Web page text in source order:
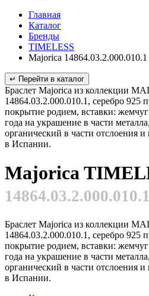
Главная
Каталог
Бренды
TIMELESS
Majorica 14864.03.2.000.010.1
↵ Перейти в каталог
Браслет Majorica из коллекции
14864.03.2.000.010.1, серебро 925
покрытие родием, вставки:
года на украшение в части
органический в части отслоения
в Испании.
Majorica
14864.03.2.000.010.1
Браслет Majorica из коллекции
14864.03.2.000.010.1, серебро 925
покрытие родием, вставки:
года на украшение в части
органический в части отслоения
в Испании.